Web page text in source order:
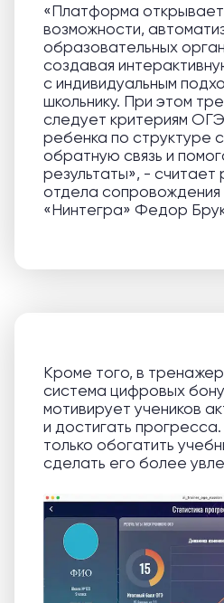
«Платформа
возможности,
образовательных
создавая
с индивидуальным
школьнику. При этом
следует критериям
ребенка по структуре
обратную связь и
результаты», - считает
отдела сопровождения
«Нинтегра» Федор
Кроме того, в
система цифровых
мотивирует учеников
и достигать
только обогатить
сделать его более